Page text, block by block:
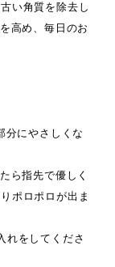
い角質を除去し
高め、毎日のお
分にやさしくな
ら指先で優しく
ポロポロが出ま
れをしてくださ